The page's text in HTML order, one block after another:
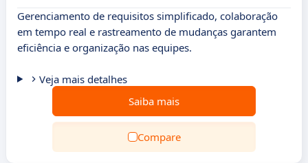
Gerenciamento de requisitos simplificado, colaboração
em tempo real e rastreamento de mudanças garantem
eficiência e organização nas equipes.
Veja mais detalhes
Saiba mais
Compare